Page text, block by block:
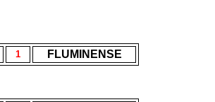
1 FLUMINENSE